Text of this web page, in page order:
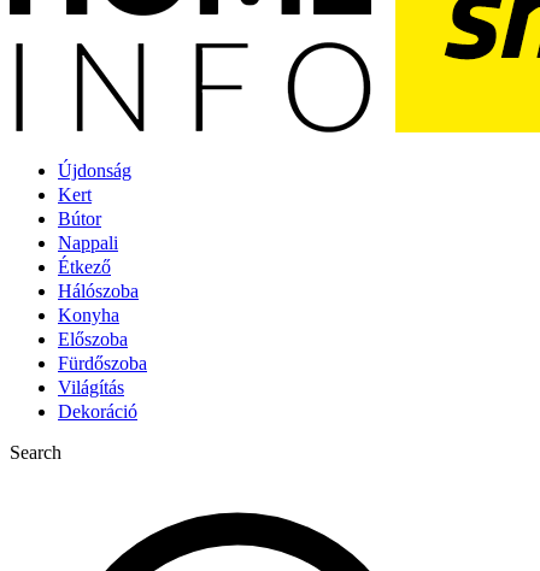
Újdonság
Kert
Bútor
Nappali
Étkező
Hálószoba
Konyha
Előszoba
Fürdőszoba
Világítás
Dekoráció
Search